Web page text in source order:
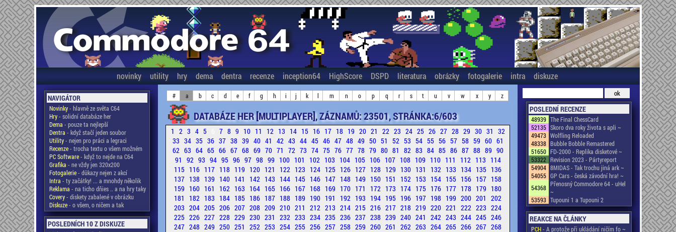
novinky utility hry dema dentra recenze inception64 HighScore DSPD literatura obrázky fotogalerie intra diskuze
NAVIGÁTOR
Novinky- hlavně ze světa C64
Hry- solidní databáze her
Dema - pouze ta nejlepší
Dentra - když stačí jeden soubor
Utility- nejen pro práci a legraci
Recenze- trocha textu o všem možném
PC Software- když to nejde na C64
Grafika - ne vždy jen 320x200
Fotogalerie- důkazy nejen z akcí
Intra - ty začátky! ... a mnohdy několik
Reklama - na ticho dňies .. a na hry taky
Covery- diskety zabalené v obrázku
Diskuze- o všem, o ničem a tak
POSLEDNÍCH 10 Z DISKUZE
# a b c d e f g h i j k l m n o p q r s t u v w x y z
DATABÁZE HER [MULTIPLAYER], ZÁZNAMŮ: 23501, STRÁNKA:6/603
1 2 3 4 5 7 8 9 10 11 12 13 14 15 16 17 18 19 20 21 22 23 24 25 26 27 28 29 30 31 32
33 34 35 36 37 38 39 40 41 42 43 44 45 46 47 48 49 50 51 52 53 54 55 56 57 58 59 60 61
62 63 64 65 66 67 68 69 70 71 72 73 74 75 76 77 78 79 80 81 82 83 84 85 86 87 88 89 90
91 92 93 94 95 96 97 98 99 100 101 102 103 104 105 106 107 108 109 110 111 112 113 114
115 116 117 118 119 120 121 122 123 124 125 126 127 128 129 130 131 132 133 134 135 136
137 138 139 140 141 142 143 144 145 146 147 148 149 150 151 152 153 154 155 156 157 158
159 160 161 162 163 164 165 166 167 168 169 170 171 172 173 174 175 176 177 178 179 180
181
182 183 184 185 186 187 188 189 190 191 192 193 194 195 196 197 198 199 200 201 202
203 204 205 206 207 208 209 210 211 212 213 214 215 216 217 218 219 220 221 222 223 224
225 226 227 228 229 230 231 232 233 234 235 236 237 238 239 240 241 242 243 244 245 246
247 248 249 250 251 252 253 254 255 256 257 258 259 260 261 262 263 264 265 266 267 268
POSLEDNÍ RECENZE
48939 The Final ChessCard
52135 Skoro dva roky života s apli ~
49473 Wolfling Reloaded
48338 Bubble Bobble Remastered
51650 FD-2000 - Replika disketové ~
53322 Revision 2023 - Pártyreport
54904 8MIDAS - Tak trochu jiná ark ~
54055 GP Cars - česká závodní hra! ~
54368 Přenosný Commodore 64 - uHel
~
53593 Tupouni 1 a Tupouni 2
REAKCE NA ČLÁNKY
PCH- A protože při ukládání ničím fo ~